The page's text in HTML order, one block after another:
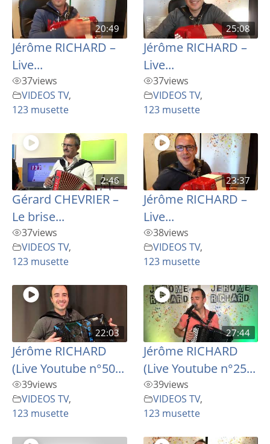
20:49
Jérôme RICHARD –
Live...
37views
VIDEOS TV,
123 musette
25:08
Jérôme RICHARD –
Live...
37views
VIDEOS TV,
123 musette
2:46
Gérard CHEVRIER –
Le brise...
37views
VIDEOS TV,
123 musette
23:37
Jérôme RICHARD –
Live...
38views
VIDEOS TV,
123 musette
22:03
Jérôme RICHARD
(Live Youtube n°50...
39views
VIDEOS TV,
123 musette
27:44
Jérôme RICHARD
(Live Youtube n°25...
39views
VIDEOS TV,
123 musette